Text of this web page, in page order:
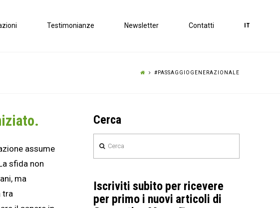
Testimonianze Newsletter Contatti IT
#PASSAGGIOGENERAZIONALE
assume
sfida non
ma
tra
Cerca
Iscriviti subito per ricevere
per primo i nuovi articoli di